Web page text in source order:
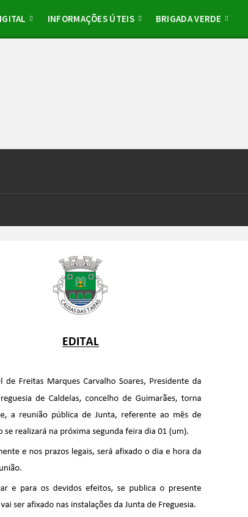
INFORMAÇÕES ÚTEIS BRIGADA VERDE